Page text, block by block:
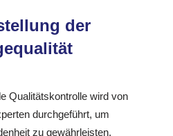
der
Qualitätskontrolle wird von
durchgeführt, um
zu gewährleisten.